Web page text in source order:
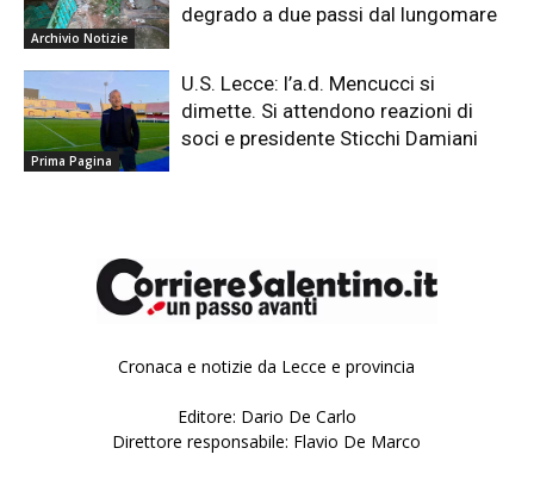
Archivio Notizie
degrado a due passi dal lungomare
Prima Pagina
U.S. Lecce: l’a.d. Mencucci si
dimette. Si attendono reazioni di
soci e presidente Sticchi Damiani
Cronaca e notizie da Lecce e provincia
Editore: Dario De Carlo
Direttore responsabile: Flavio De Marco